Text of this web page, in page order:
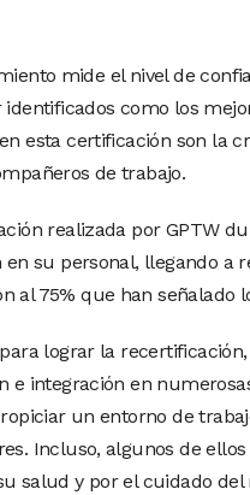
mide el nivel de
como los
esta certificación son la
de trabajo.
realizada por GPTW
en su personal, llegando a
al 75% que han señalado
lograr la
e integración en
un entorno de
Incluso, algunos de
salud y por el cuidado